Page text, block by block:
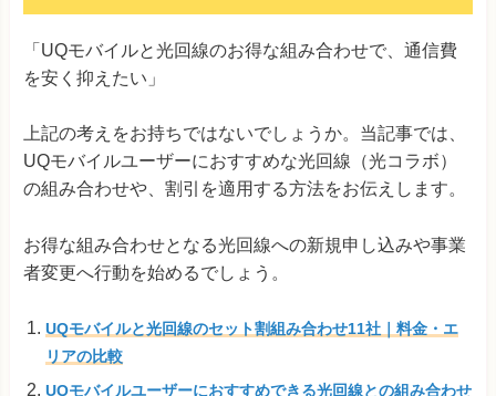
「UQモバイルと光回線のお得な組み合わせで、通信費
を安く抑えたい」
上記の考えをお持ちではないでしょうか。当記事では、
UQモバイルユーザーにおすすめな光回線（光コラボ）
の組み合わせや、割引を適用する方法をお伝えします。
お得な組み合わせとなる光回線への新規申し込みや事業
者変更へ行動を始めるでしょう。
UQモバイルと光回線のセット割組み合わせ11社｜料金・エ
リアの比較
UQモバイルユーザーにおすすめできる光回線との組み合わせ